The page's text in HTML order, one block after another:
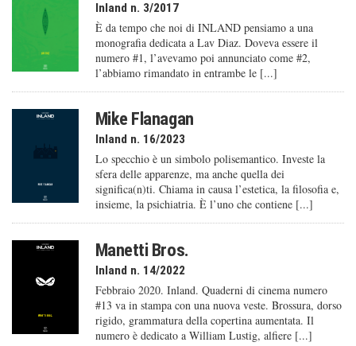
Inland n. 3/2017
È da tempo che noi di INLAND pensiamo a una
monografia dedicata a Lav Diaz. Doveva essere il
numero #1, l’avevamo poi annunciato come #2,
l’abbiamo rimandato in entrambe le [...]
Mike Flanagan
Inland n. 16/2023
Lo specchio è un simbolo polisemantico. Investe la
sfera delle apparenze, ma anche quella dei
significa(n)ti. Chiama in causa l’estetica, la filosofia e,
insieme, la psichiatria. È l’uno che contiene [...]
Manetti Bros.
Inland n. 14/2022
Febbraio 2020. Inland. Quaderni di cinema numero
#13 va in stampa con una nuova veste. Brossura, dorso
rigido, grammatura della copertina aumentata. Il
numero è dedicato a William Lustig, alfiere [...]